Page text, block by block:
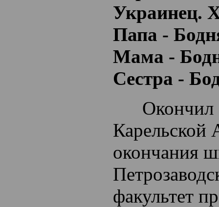
Украинец.
Папа -
Мама -
Сестра -
Окончил
Карельской
окончания
факультет